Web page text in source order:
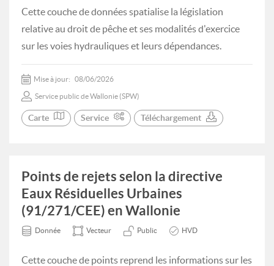
Cette couche de données spatialise la législation
relative au droit de pêche et ses modalités d'exercice
sur les voies hydrauliques et leurs dépendances.
Mise à jour: 08/06/2026
Service public de Wallonie (SPW)
Carte Service Téléchargement
Points de rejets selon la directive
Eaux Résiduelles Urbaines
(91/271/CEE) en Wallonie
Donnée Vecteur Public HVD
Cette couche de points reprend les informations sur les